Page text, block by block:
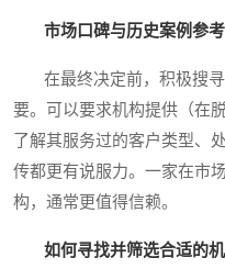
市场口碑与历史案例参考
在最终决定前，积极搜寻
要。可以要求机构提供（在
了解其服务过的客户类型、
传都更有说服力。一家在市
构，通常更值得信赖。
如何寻找并筛选合适的